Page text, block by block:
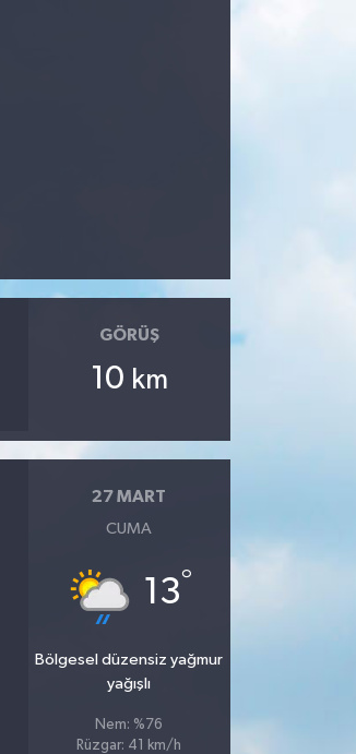
GÖRÜŞ
10 km
27 MART
CUMA
13°
Bölgesel düzensiz yağmur
yağışlı
Nem: %76
Rüzgar: 41 km/h